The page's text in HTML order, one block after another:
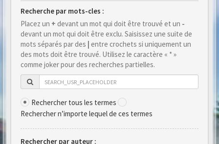
Recherche par mots-cles :
Placez un + devant un mot qui doit être trouvé et un -
devant un mot qui doit être exclu. Saisissez une suite de
mots séparés par des | entre crochets si uniquement un
des mots doit être trouvé. Utilisez le caractère « * »
comme joker pour des recherches partielles.
Rechercher tous les termes
Rechercher n’importe lequel de ces termes
Rechercher par auteur :